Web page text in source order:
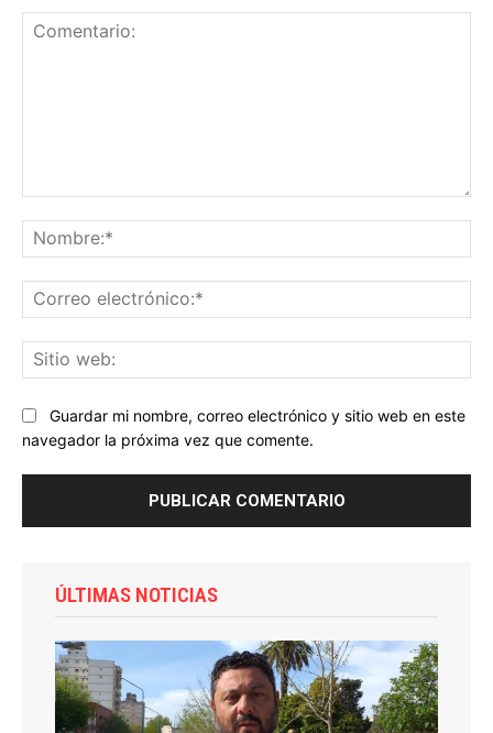
Guardar mi nombre, correo electrónico y sitio web en este
navegador la próxima vez que comente.
ÚLTIMAS NOTICIAS